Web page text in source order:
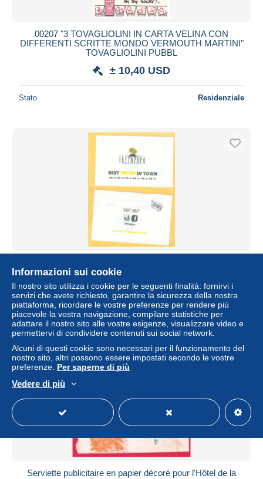
00207 "3 TOVAGLIOLINI IN CARTA VELINA CON
DIFFERENTI SCRITTE MONDO VERMOUTH MARTINI"
TOVAGLIOLINI PUBBL
± 10,40 USD
Stato Residenziale
± 1,16 USD
Stato Residenziale
Serviette publicitaire en papier décoré pour l'Hôtel de la
Informazioni sui cookie
Il nostro sito utilizza i cookie per le seguenti finalità: fornirvi i
servizi che avete richiesto, garantire la sicurezza della nostra
piattaforma, ricordare le vostre preferenze per rendere più
piacevole la vostra navigazione, compilare statistiche per
adattare il nostro sito alle vostre esigenze, visualizzare video e
permettervi di condividere contenuti sui social network.
Alcuni di questi cookie sono necessari per il funzionamento del
nostro sito, altri possono essere impostati secondo le vostre
preferenze. Per saperne di più
Vedere di più